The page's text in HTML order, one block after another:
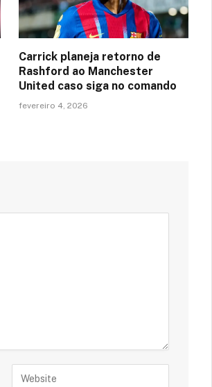
Carrick planeja retorno de
Rashford ao Manchester
United caso siga no comando
fevereiro 4, 2026